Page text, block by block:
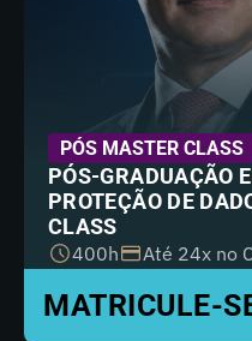
PÓS MASTER CLASS
PÓS-GRADUAÇÃO
PROTEÇÃO DE
CLASS
400h Até 24x no